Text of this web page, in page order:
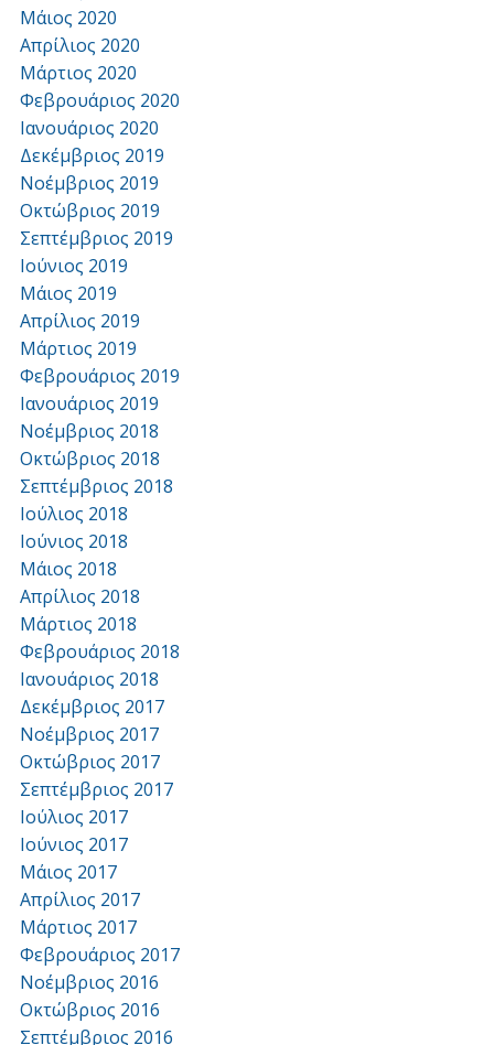
Μάιος 2020
Απρίλιος 2020
Μάρτιος 2020
Φεβρουάριος 2020
Ιανουάριος 2020
Δεκέμβριος 2019
Νοέμβριος 2019
Οκτώβριος 2019
Σεπτέμβριος 2019
Ιούνιος 2019
Μάιος 2019
Απρίλιος 2019
Μάρτιος 2019
Φεβρουάριος 2019
Ιανουάριος 2019
Νοέμβριος 2018
Οκτώβριος 2018
Σεπτέμβριος 2018
Ιούλιος 2018
Ιούνιος 2018
Μάιος 2018
Απρίλιος 2018
Μάρτιος 2018
Φεβρουάριος 2018
Ιανουάριος 2018
Δεκέμβριος 2017
Νοέμβριος 2017
Οκτώβριος 2017
Σεπτέμβριος 2017
Ιούλιος 2017
Ιούνιος 2017
Μάιος 2017
Απρίλιος 2017
Μάρτιος 2017
Φεβρουάριος 2017
Νοέμβριος 2016
Οκτώβριος 2016
Σεπτέμβριος 2016